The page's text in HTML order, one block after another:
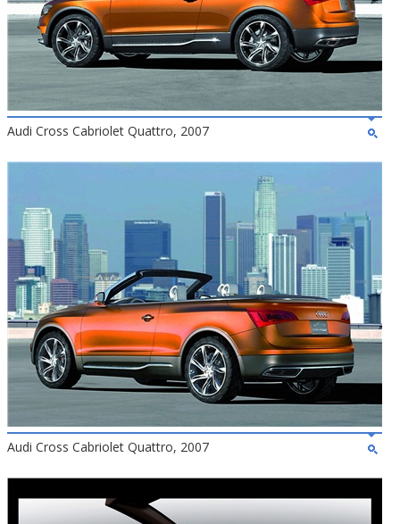
Audi Cross Cabriolet Quattro, 2007
Audi Cross Cabriolet Quattro, 2007